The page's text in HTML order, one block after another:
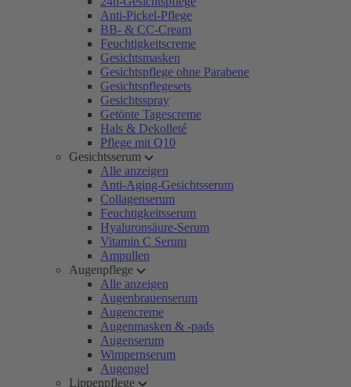
Anti-Pickel-Pflege
BB- & CC-Cream
Feuchtigkeitscreme
Gesichtsmasken
Gesichtspflege ohne Parabene
Gesichtspflegesets
Gesichtsspray
Getönte Tagescreme
Hals & Dekolleté
Pflege mit Q10
Gesichtsserum
Alle anzeigen
Anti-Aging-Gesichtsserum
Collagenserum
Feuchtigkeitsserum
Hyaluronsäure-Serum
Vitamin C Serum
Ampullen
Augenpflege
Alle anzeigen
Augenbrauenserum
Augencreme
Augenmasken & -pads
Augenserum
Wimpernserum
Augengel
Lippenpflege